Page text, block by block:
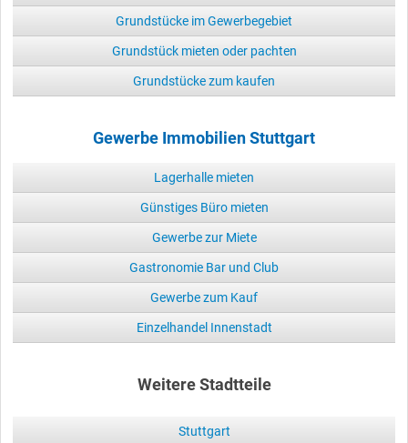
Grundstücke im Gewerbegebiet
Grundstück mieten oder pachten
Grundstücke zum kaufen
Gewerbe Immobilien Stuttgart
Lagerhalle mieten
Günstiges Büro mieten
Gewerbe zur Miete
Gastronomie Bar und Club
Gewerbe zum Kauf
Einzelhandel Innenstadt
Weitere Stadtteile
Stuttgart